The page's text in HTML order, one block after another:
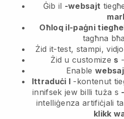
Ġib il -websajt
Oħloq il-paġni
tagħna
Żid it-test, stampi,
Żid u customize s -
Enable
Ittraduċi l -kontenut
innifsek jew billi tuża s
intelliġenza artifiċjali
klikk